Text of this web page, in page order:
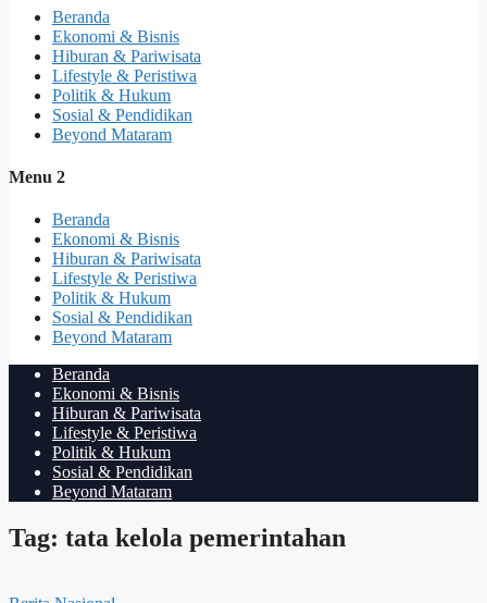
Beranda
Ekonomi & Bisnis
Hiburan & Pariwisata
Lifestyle & Peristiwa
Politik & Hukum
Sosial & Pendidikan
Beyond Mataram
Menu 2
Beranda
Ekonomi & Bisnis
Hiburan & Pariwisata
Lifestyle & Peristiwa
Politik & Hukum
Sosial & Pendidikan
Beyond Mataram
Beranda
Ekonomi & Bisnis
Hiburan & Pariwisata
Lifestyle & Peristiwa
Politik & Hukum
Sosial & Pendidikan
Beyond Mataram
Tag: tata kelola pemerintahan